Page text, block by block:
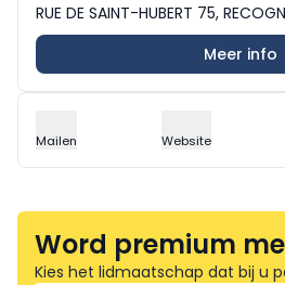
RUE DE SAINT-HUBERT 75,
Meer info
Mailen Website
Word premium
Kies het lidmaatschap dat bij u